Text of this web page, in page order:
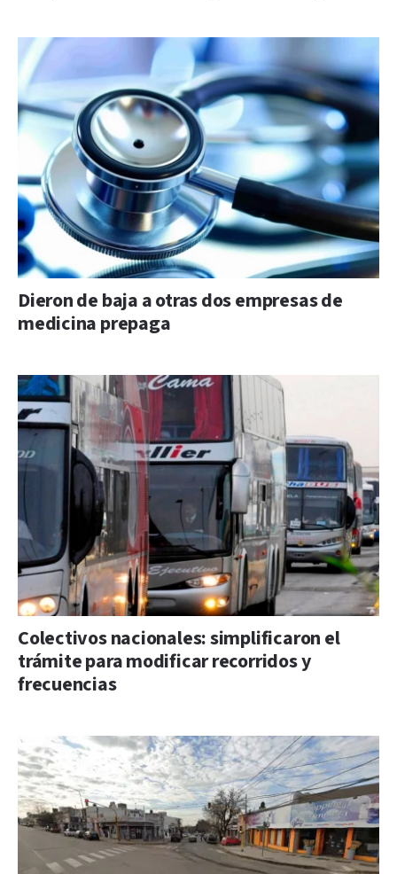
Dieron de baja a otras dos empresas de
medicina prepaga
Colectivos nacionales: simplificaron el
trámite para modificar recorridos y
frecuencias